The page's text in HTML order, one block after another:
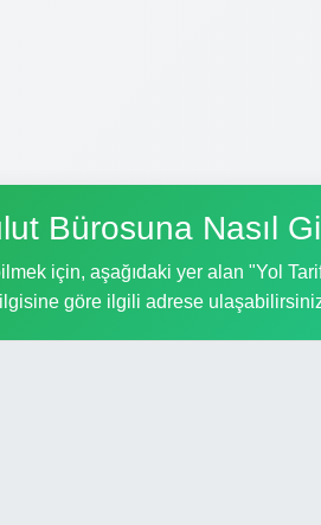
Bürosuna Nasıl
için, aşağıdaki yer alan "Yol
göre ilgili adrese